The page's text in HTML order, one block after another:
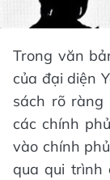
Trong văn
của đại diện
sách rõ ràng
các chính
vào chính
qua qui trình